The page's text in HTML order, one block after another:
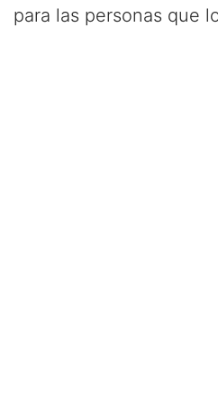
para las personas que